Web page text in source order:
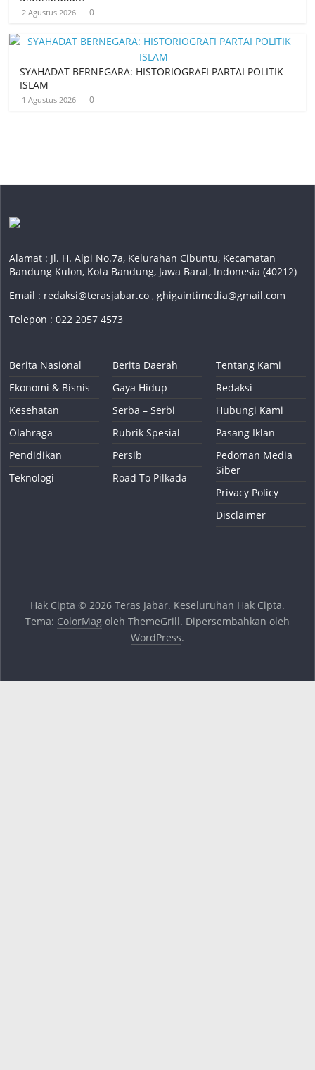
2 Agustus 2026 0
SYAHADAT BERNEGARA: HISTORIOGRAFI PARTAI POLITIK
ISLAM
1 Agustus 2026 0
Alamat : Jl. H. Alpi No.7a, Kelurahan Cibuntu, Kecamatan
Bandung Kulon, Kota Bandung, Jawa Barat, Indonesia (40212)
Email : redaksi@terasjabar.co ,ghigaintimedia@gmail.com
Telepon : 022 2057 4573
Berita Nasional
Ekonomi & Bisnis
Kesehatan
Olahraga
Pendidikan
Teknologi
Berita Daerah
Gaya Hidup
Serba – Serbi
Rubrik Spesial
Persib
Road To Pilkada
Tentang Kami
Redaksi
Hubungi Kami
Pasang Iklan
Pedoman Media
Siber
Privacy Policy
Disclaimer
Hak Cipta © 2026 Teras Jabar. Keseluruhan Hak Cipta.
Tema: ColorMagoleh ThemeGrill. Dipersembahkan oleh
WordPress.